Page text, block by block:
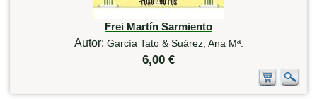
Frei Martín Sarmiento
Autor: García Tato & Suárez, Ana Mª.
6,00 €